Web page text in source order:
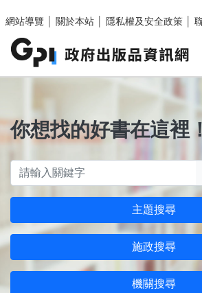
網站導覽
關於本站 隱私權及安全政策
你想找的好書在這裡！
主題搜尋
施政搜尋
機關搜尋